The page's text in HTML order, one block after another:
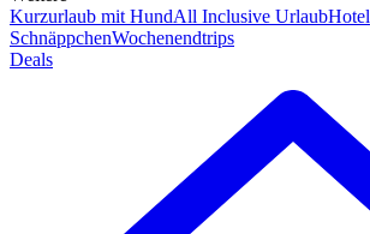
Kurzurlaub mit HundAll Inclusive UrlaubHotel
SchnäppchenWochenendtrips
Deals